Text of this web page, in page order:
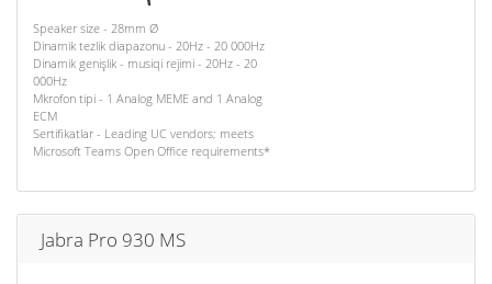
Speaker size - 28mm Ø
Dinamik tezlik diapazonu - 20Hz - 20 000Hz
Dinamik genişlik - musiqi rejimi - 20Hz - 20
000Hz
Mkrofon tipi - 1 Analog MEME and 1 Analog
ECM
Sertifikatlar - Leading UC vendors; meets
Microsoft Teams Open Office requirements*
Jabra Pro 930 MS